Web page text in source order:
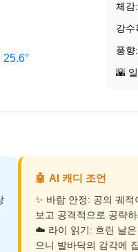
25.6°
체감:
강수
풍향:
🌇
🤖 AI 캐디 조언
✨ 바람 안정: 공의 궤
보고 공격적으로 공략
☁️ 라이 읽기: 흐린 날은
으니 발바닥의 감각에